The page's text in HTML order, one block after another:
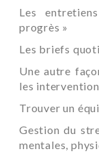
Les
progrès »
Les briefs
Une autre
les
Trouver un
Gestion du
mentales,